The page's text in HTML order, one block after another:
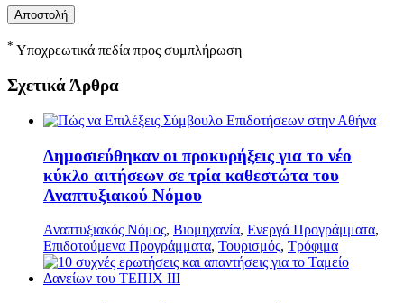
* Υποχρεωτικά πεδία προς συμπλήρωση
Σχετικά Άρθρα
Δημοσιεύθηκαν οι προκυρήξεις για το νέο
κύκλο αιτήσεων σε τρία καθεστώτα του
Αναπτυξιακού Νόμου
Αναπτυξιακός Νόμος, Βιομηχανία, Ενεργά Προγράμματα,
Επιδοτούμενα Προγράμματα, Τουρισμός, Τρόφιμα